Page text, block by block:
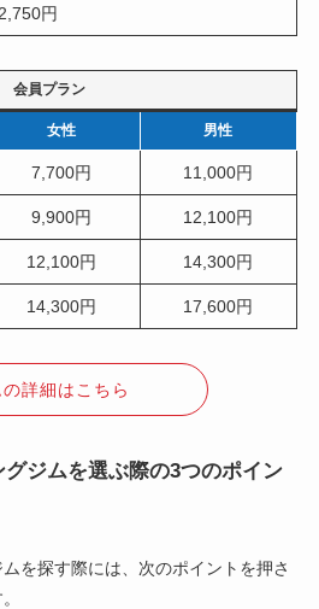
円
会員プラン
女性 男性
7,700円 11,000円
9,900円 12,100円
12,100円 14,300円
14,300円 17,600円
の詳細はこちら
ジムを選ぶ際の3つのポイン
を探す際には、次のポイントを押さ